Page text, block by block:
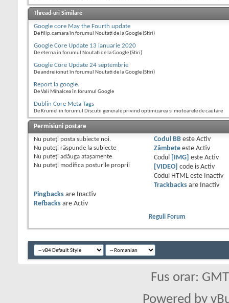
Thread-uri Similare
Google core May the Fourth update
De filip.camara în forumul Noutati de la Google (Stiri)
Google Core Update 13 ianuarie 2020
De eterna în forumul Noutati de la Google (Stiri)
Google Core Update 24 septembrie
De andreiionut în forumul Noutati de la Google (Stiri)
Report la google.
De Vali Mihalcea în forumul Google
Dublin Core Meta Tags
De Krumel în forumul Discutii generale privind optimizarea si motoarele de cautare
Permisiuni postare
Nu puteţi posta subiecte noi.
Nu puteţi răspunde la subiecte
Nu puteţi adăuga ataşamente
Nu puteţi modifica posturile proprii
Codul BBeste Activ
Zâmbeteeste Activ
Codul
[IMG] este Activ
[VIDEO]
code is Activ
Codul HTML este
Inactiv
Trackbacksare
Inactiv
Pingbacks are
Inactiv
Refbacks are Activ
Reguli Forum
Fus orar:
Powered by